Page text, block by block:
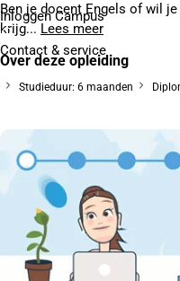
Inloggen Campus
Contact & service
Ben je docent Engels of wil
krijg... Lees meer
Over deze opleiding
Studieduur: 6 maanden